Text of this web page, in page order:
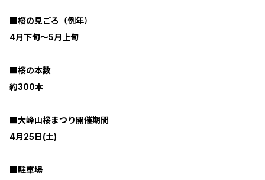
■桜の見ごろ（例年）
4月下旬～5月上旬
■桜の本数
約300本
■大峰山桜まつり開催期間
4月25日(土)
■駐車場